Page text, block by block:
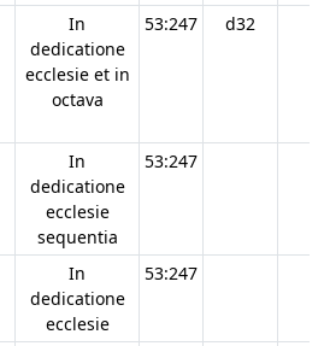
In
dedicatione
ecclesie et in
octava
53:247 d32
In
dedicatione
ecclesie
sequentia
53:247
In
dedicatione
ecclesie
53:247